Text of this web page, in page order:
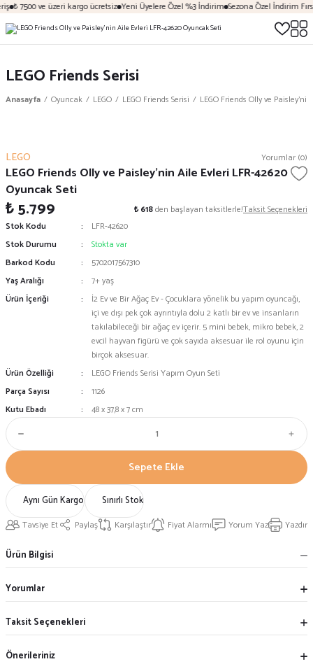
₺ 7500 ve üzeri kargo ücretsiz Yeni Üyelere Özel %3 İndirim Sezona Özel İndirim
LEGO Friends Serisi
Anasayfa Oyuncak LEGO LEGO Friends Serisi LEGO Friends Olly ve
LEGO Yorumlar (0)
LEGO Friends Olly ve Paisley'nin Aile Evleri LFR-42620
Oyuncak Seti
₺ 5.799 ₺ 618den başlayan taksitlerle!Taksit Seçenekleri
Stok Kodu
LFR-42620
Stok Durumu
Stokta var
Barkod Kodu
5702017567310
Yaş Aralığı
7+ yaş
Ürün İçeriği
İ2 Ev ve Bir Ağaç Ev - Çocuklara yönelik bu yapım oyuncağı,
içi ve dışı pek çok ayrıntıyla dolu 2 katlı bir ev ve insanların
takılabileceği bir ağaç ev içerir. 5 mini bebek, mikro bebek, 2
evcil hayvan figürü ve çok sayıda aksesuar ile rol oyunu için
birçok aksesuar.
Ürün Özelliği
LEGO Friends Serisi Yapım Oyun Seti
Parça Sayısı
1126
Kutu Ebadı
48 x 37,8 x 7 cm
Sepete Ekle
Aynı Gün Kargo Sınırlı Stok
Tavsiye Et Paylaş Karşılaştır Fiyat Alarmı Yorum Yaz Yazdır
Ürün Bilgisi
Yorumlar
Taksit Seçenekleri
Önerileriniz